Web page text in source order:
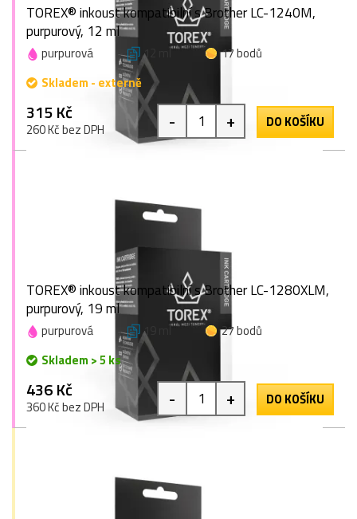
TOREX® inkoust kompatibilní s Brother LC-1240M,
purpurový, 12 ml
purpurová 12 ml
17 bodů
Skladem - externě
315 Kč
260 Kč bez DPH - + DO KOŠÍKU
TOREX® inkoust kompatibilní s Brother LC-1280XLM,
purpurový, 19 ml
purpurová 19 ml
27 bodů
Skladem > 5 ks
436 Kč
360 Kč bez DPH - + DO KOŠÍKU